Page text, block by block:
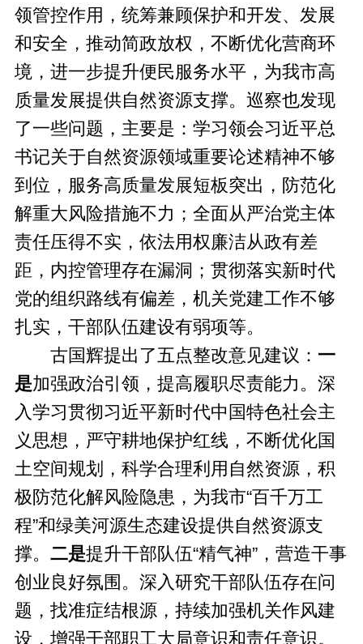
领管控作用，统筹兼顾保护和开发、发展
和安全，推动简政放权，不断优化营商环
境，进一步提升便民服务水平，为我市高
质量发展提供自然资源支撑。巡察也发现
了一些问题，主要是：学习领会习近平总
书记关于自然资源领域重要论述精神不够
到位，服务高质量发展短板突出，防范化
解重大风险措施不力；全面从严治党主体
责任压得不实，依法用权廉洁从政有差
距，内控管理存在漏洞；贯彻落实新时代
党的组织路线有偏差，机关党建工作不够
扎实，干部队伍建设有弱项等。
古国辉提出了五点整改意见建议： 一
是加强政治引领，提高履职尽责能力。深
入学习贯彻习近平新时代中国特色社会主
义思想，严守耕地保护红线，不断优化国
土空间规划，科学合理利用自然资源，积
极防范化解风险隐患，为我市“百千万工
程”和绿美河源生态建设提供自然资源支
撑。 二是提升干部队伍“精气神”，营造干事
创业良好氛围。深入研究干部队伍存在问
题，找准症结根源，持续加强机关作风建
设，增强干部职工大局意识和责任意识。